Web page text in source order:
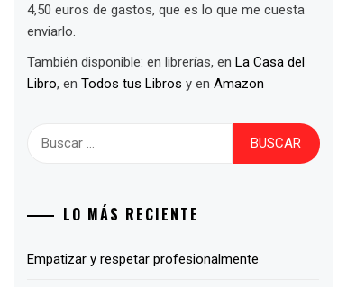
4,50 euros de gastos, que es lo que me cuesta
enviarlo.
También disponible: en librerías, enLa Casa del
Libro, enTodos tus Libros y enAmazon
LO MÁS RECIENTE
Empatizar y respetar profesionalmente